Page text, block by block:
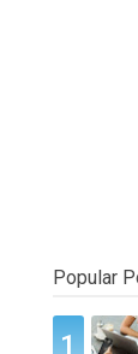
Popular